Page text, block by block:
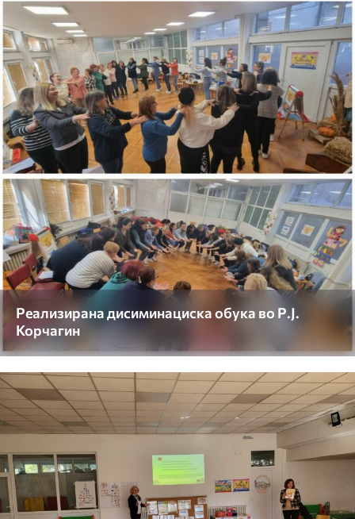
Реализирана дисиминациска обука во Р.Ј.
Корчагин